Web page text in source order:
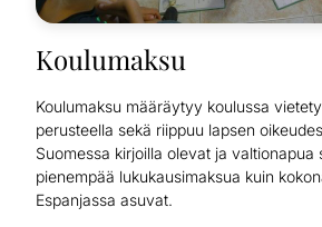
Koulumaksu
Koulumaksu määräytyy koulussa
perusteella sekä riippuu lapsen
Suomessa kirjoilla olevat ja valtionapua
pienempää lukukausimaksua kuin
Espanjassa asuvat.